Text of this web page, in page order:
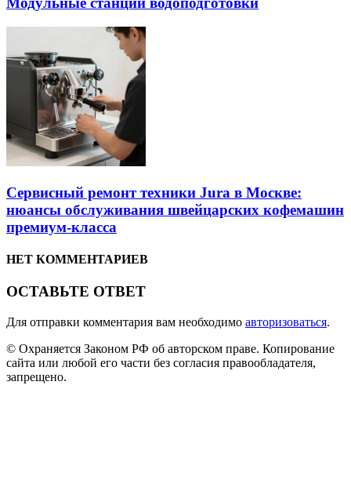
Сервисный ремонт техники Jura в Москве:
нюансы обслуживания швейцарских кофемашин
премиум-класса
НЕТ КОММЕНТАРИЕВ
ОСТАВЬТЕ ОТВЕТ
Для отправки комментария вам необходимо авторизоваться.
© Охраняется Законом РФ об авторском праве. Копирование
сайта или любой его части без согласия правообладателя,
запрещено.